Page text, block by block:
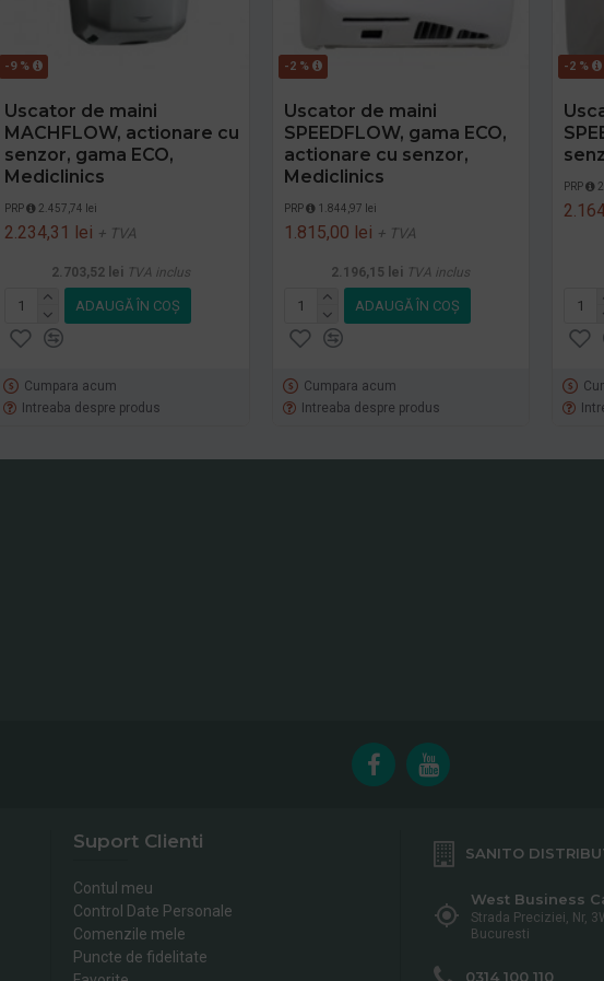
-9 %
Uscator de maini
MACHFLOW, actionare cu
senzor, gama ECO,
Mediclinics
PRP 2.457,74 lei
2.234,31 lei + TVA
2.703,52 lei TVA inclus
ADAUGĂ ÎN COŞ
Cumpara acum
Intreaba despre produs
-2 %
Uscator de maini
SPEEDFLOW, gama ECO,
actionare cu senzor,
Mediclinics
PRP 1.844,97 lei
1.815,00 lei + TVA
2.196,15 lei TVA inclus
ADAUGĂ ÎN COŞ
Cumpara acum
Intreaba despre produs
-2 %
PRP
Suport Clienti
Contul meu
Control Date Personale
Comenzile mele
Puncte de fidelitate
SANITO
West Business
Strada Preciziei, Nr,
Bucuresti
0314 100 110